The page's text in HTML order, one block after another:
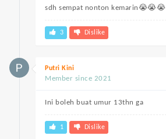
sdh sempat nonton kemarin😭😭😭
3 Dislike
Putri Kini
Member since 2021
Ini boleh buat umur 13thn ga
1 Dislike